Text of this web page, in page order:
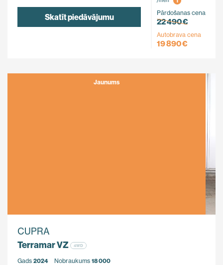
Skatīt piedāvājumu
Pārdošanas cena
22 490 €
Autobrava cena
19 890 €
Jaunums
CUPRA
Terramar VZ
4WD
Gads 2024 Nobraukums 18 000